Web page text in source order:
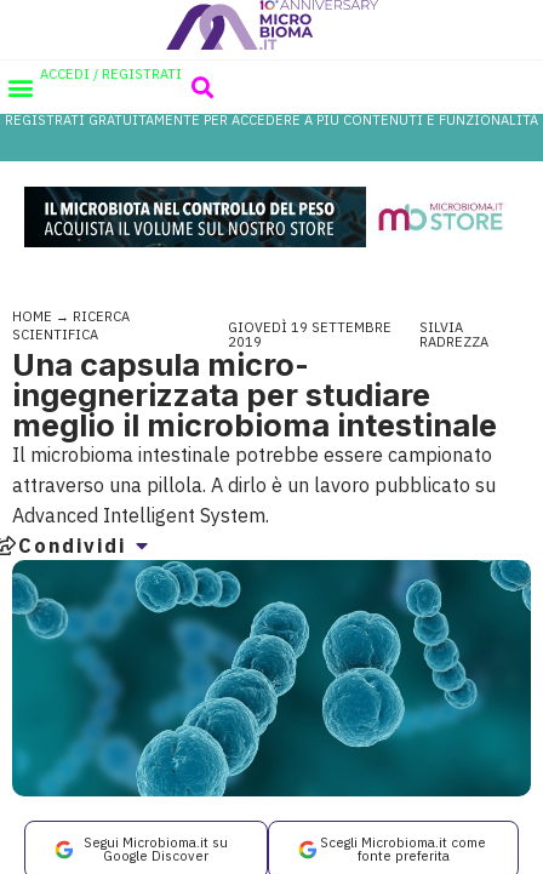
ACCEDI / REGISTRATI
REGISTRATI GRATUITAMENTE PER ACCEDERE A PIÙ CONTENUTI E FUNZIONALITÀ
HOME → RICERCA
SCIENTIFICA
GIOVEDÌ 19 SETTEMBRE
2019
SILVIA
RADREZZA
Una capsula micro-
ingegnerizzata per studiare
meglio il microbioma intestinale
Il microbioma intestinale potrebbe essere campionato
attraverso una pillola. A dirlo è un lavoro pubblicato su
Advanced Intelligent System.
Condividi
Segui Microbioma.it su
Google Discover
Scegli Microbioma.it come
fonte preferita